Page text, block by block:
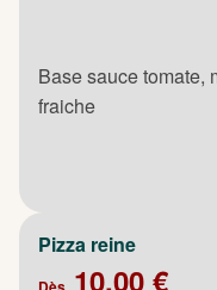
Base sauce tomate,
fraiche
Pizza reine
10.00 €